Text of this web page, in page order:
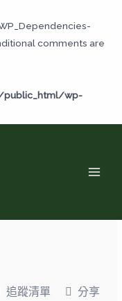
comments are
public_html/wp-
追蹤清單 分享